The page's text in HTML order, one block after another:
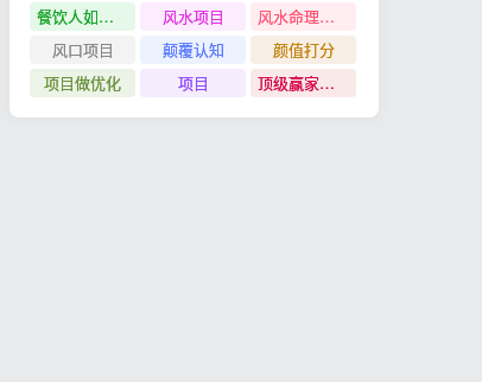
餐饮人如何用团购给门店拓客
风水项目
风水命理项目
风口项目
颠覆认知
颜值打分
项目做优化
项目 顶级赢家思维